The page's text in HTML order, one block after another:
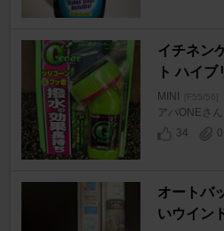
イチネン
ト ハイ
MINI [F55/56]
アバONEさん
34
0
オートバ
いウイン